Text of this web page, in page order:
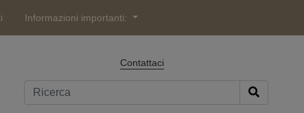
Informazioni importanti:
Contattaci